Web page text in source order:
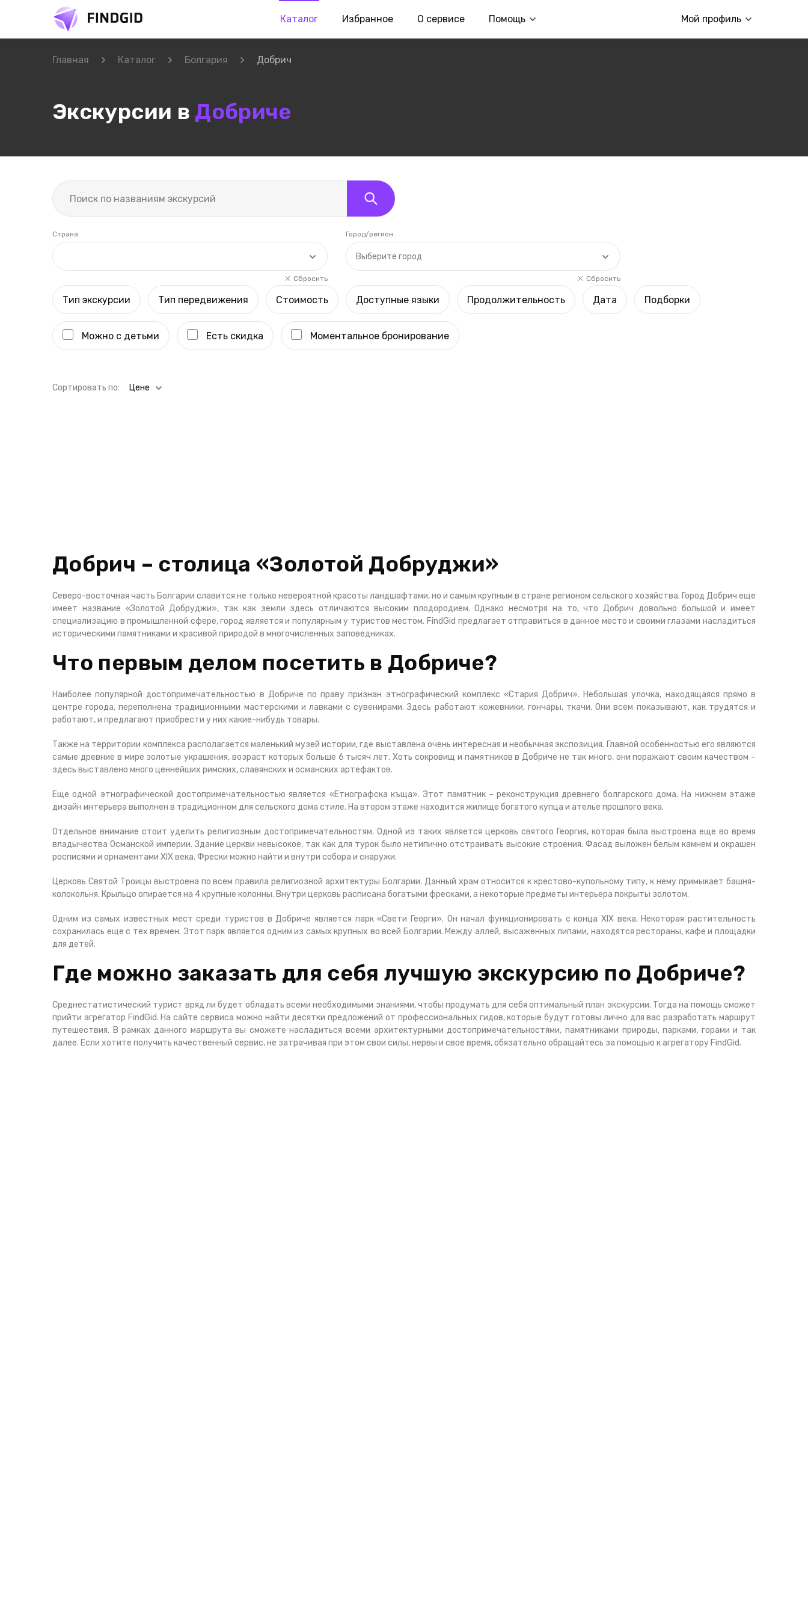
Каталог Избранное О сервисе Помощь Мой профиль
Главная Каталог Болгария Добрич
Экскурсии в Добриче
Страна
Сбросить
Выберите город
Город/регион
Сбросить
Тип экскурсии Тип передвижения Стоимость Доступные языки Продолжительность Дата Подборки
Можно с детьми Есть скидка Моментальное бронирование
Cортировать по: Цене
Добрич – столица «Золотой Добруджи»
Северо-восточная часть Болгарии славится не только невероятной красоты ландшафтами, но и самым крупным в стране регионом сельского хозяйства. Город Добрич еще
имеет название «Золотой Добруджи», так как земли здесь отличаются высоким плодородием. Однако несмотря на то, что Добрич довольно большой и имеет
специализацию в промышленной сфере, город является и популярным у туристов местом. FindGid предлагает отправиться в данное место и своими глазами насладиться
историческими памятниками и красивой природой в многочисленных заповедниках.
Что первым делом посетить в Добриче?
Наиболее популярной достопримечательностью в Добриче по праву признан этнографический комплекс «Стария Добрич». Небольшая улочка, находящаяся прямо в
центре города, переполнена традиционными мастерскими и лавками с сувенирами. Здесь работают кожевники, гончары, ткачи. Они всем показывают, как трудятся и
работают, и предлагают приобрести у них какие-нибудь товары.
Также на территории комплекса располагается маленький музей истории, где выставлена очень интересная и необычная экспозиция. Главной особенностью его являются
самые древние в мире золотые украшения, возраст которых больше 6 тысяч лет. Хоть сокровищ и памятников в Добриче не так много, они поражают своим качеством –
здесь выставлено много ценнейших римских, славянских и османских артефактов.
Еще одной этнографической достопримечательностью является «Етнографска къща». Этот памятник – реконструкция древнего болгарского дома. На нижнем этаже
дизайн интерьера выполнен в традиционном для сельского дома стиле. На втором этаже находится жилище богатого купца и ателье прошлого века.
Отдельное внимание стоит уделить религиозным достопримечательностям. Одной из таких является церковь святого Георгия, которая была выстроена еще во время
владычества Османской империи. Здание церкви невысокое, так как для турок было нетипично отстраивать высокие строения. Фасад выложен белым камнем и окрашен
росписями и орнаментами XIX века. Фрески можно найти и внутри собора и снаружи.
Церковь Святой Троицы выстроена по всем правила религиозной архитектуры Болгарии. Данный храм относится к крестово-купольному типу, к нему примыкает башня-
колокольня. Крыльцо опирается на 4 крупные колонны. Внутри церковь расписана богатыми фресками, а некоторые предметы интерьера покрыты золотом.
Одним из самых известных мест среди туристов в Добриче является парк «Свети Георги». Он начал функционировать с конца XIX века. Некоторая растительность
сохранилась еще с тех времен. Этот парк является одним из самых крупных во всей Болгарии. Между аллей, высаженных липами, находятся рестораны, кафе и площадки
для детей.
Где можно заказать для себя лучшую экскурсию по Добриче?
Среднестатистический турист вряд ли будет обладать всеми необходимыми знаниями, чтобы продумать для себя оптимальный план экскурсии. Тогда на помощь сможет
прийти агрегатор FindGid. На сайте сервиса можно найти десятки предложений от профессиональных гидов, которые будут готовы лично для вас разработать маршрут
путешествия. В рамках данного маршрута вы сможете насладиться всеми архитектурными достопримечательностями, памятниками природы, парками, горами и так
далее. Если хотите получить качественный сервис, не затрачивая при этом свои силы, нервы и свое время, обязательно обращайтесь за помощью к агрегатору FindGid.